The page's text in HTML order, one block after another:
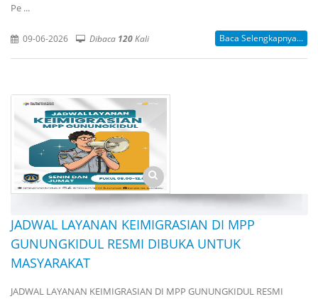
Pe ...
09-06-2026 Dibaca 120Kali Baca Selengkapnya...
JADWAL LAYANAN KEIMIGRASIAN DI MPP
GUNUNGKIDUL RESMI DIBUKA UNTUK
MASYARAKAT
JADWAL LAYANAN KEIMIGRASIAN DI MPP GUNUNGKIDUL RESMI